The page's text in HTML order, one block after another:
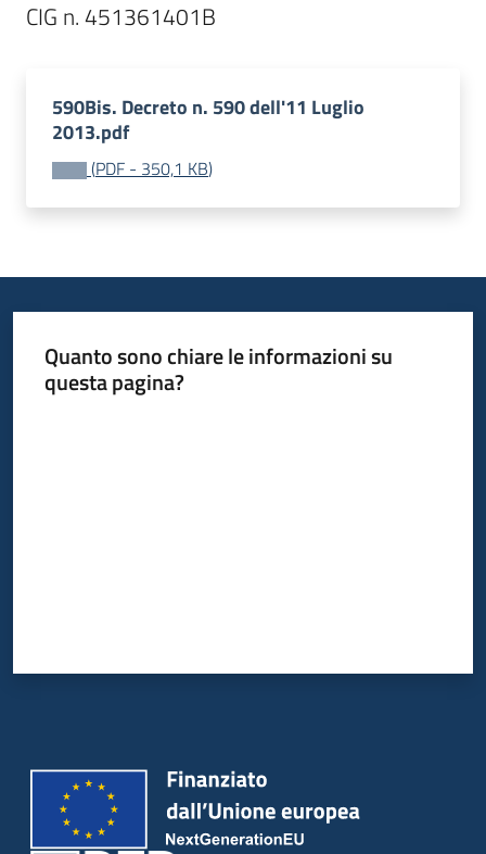
590Bis. Decreto n. 590 dell'11 Luglio
2013.pdf
(PDF - 350,1 KB)
Quanto sono chiare le informazioni su
questa pagina?